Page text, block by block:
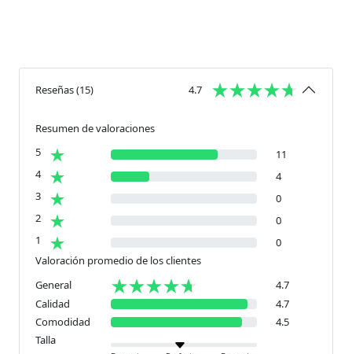
Reseñas(15) 4.7
Resumen de valoraciones
5
11
4
4
3
0
2
0
1
0
Valoración promedio de los clientes
General
4.7
Calidad
4.7
Comodidad
4.5
Talla